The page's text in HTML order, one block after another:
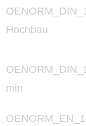
Hochbau
min